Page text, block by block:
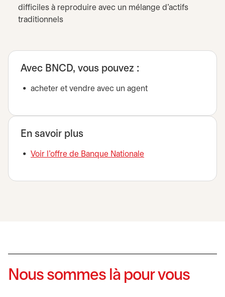
difficiles à reproduire avec un mélange d’actifs
traditionnels
Avec BNCD, vous pouvez :
acheter et vendre avec un agent
En savoir plus
Voir l'offre de Banque Nationale
Nous sommes là pour vous